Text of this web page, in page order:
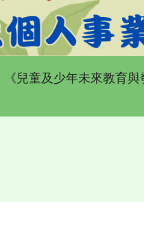
兒童及少年未來教育與